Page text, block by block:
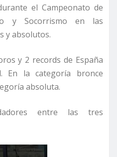
el Campeonato de
y Socorrismo en las
y absolutos.
y 2 records de España
En la categoría bronce
absoluta.
entre las tres